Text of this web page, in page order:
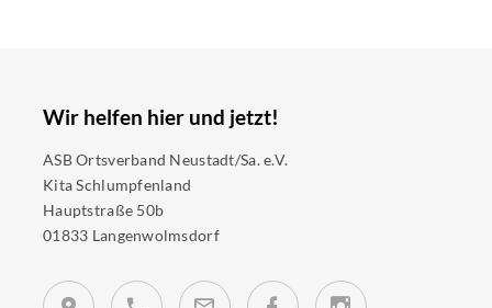
Wir helfen hier und jetzt!
ASB Ortsverband Neustadt/Sa. e.V.
Kita Schlumpfenland
Hauptstraße 50b
01833 Langenwolmsdorf